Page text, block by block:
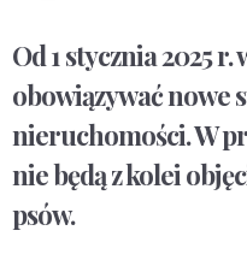
Od 1 stycznia 2025
obowiązywać nowe
nieruchomości. W
nie będą z kolei
psów.